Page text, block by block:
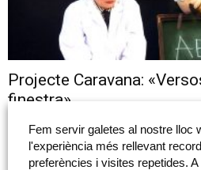
Projecte Caravana:
finestra»
Cicle “Cuencuentahucha”
Caravana: "Versos en la teua finestra"
divendres, 15 de febrer de 2019,...
Fem servir galetes al nostre lloc
l'experiència més rellevant
preferències i visites repetides.